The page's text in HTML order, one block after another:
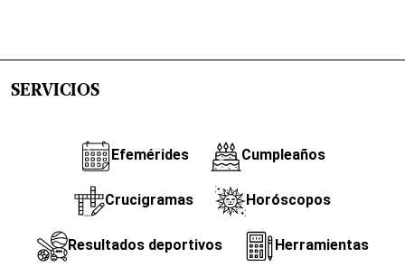
SERVICIOS
Efemérides Cumpleaños
Crucigramas Horóscopos
Resultados deportivos Herramientas